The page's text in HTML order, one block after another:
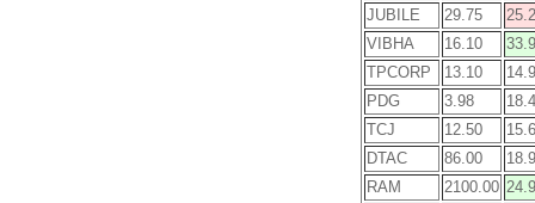
JUBILE
29.75
VIBHA
16.10
TPCORP
13.10
PDG
3.98
TCJ
12.50
DTAC
86.00
RAM
2100.00